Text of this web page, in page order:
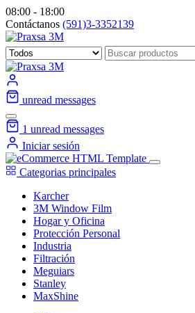
08:00 - 18:00
Contáctanos (591)3-3352139
unread messages
1 unread messages
Iniciar sesión
Categorias principales
Karcher
3M Window Film
Hogar y Oficina
Protección Personal
Industria
Filtración
Meguiars
Stanley
MaxShine